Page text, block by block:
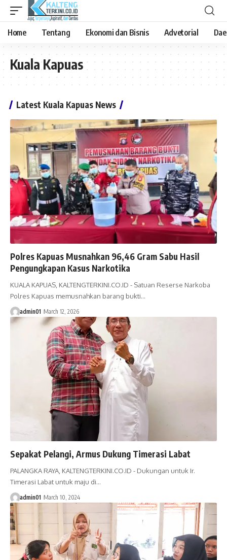
Home Tentang Ekonomi dan Bisnis Advetorial
Kuala Kapuas
Latest Kuala Kapuas News
Polres Kapuas Musnahkan 96,46 Gram Sabu Hasil
Pengungkapan Kasus Narkotika
KUALA KAPUAS, KALTENGTERKINI.CO.ID - Satuan Reserse Narkoba
Polres Kapuas memusnahkan barang bukti…
admin01 March 12, 2026
Sepakat Pelangi, Armus Dukung Timerasi Labat
PALANGKA RAYA, KALTENGTERKINI.CO.ID - Dukungan untuk Ir.
Timerasi Labat untuk maju di…
admin01 March 10, 2024